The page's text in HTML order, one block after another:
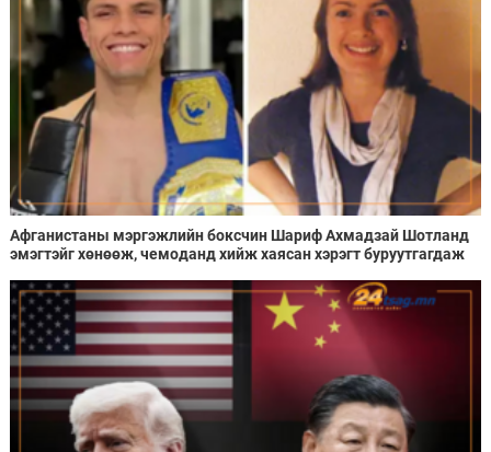
Афганистаны мэргэжлийн боксчин Шариф Ахмадзай Шотланд
эмэгтэйг хөнөөж, чемоданд хийж хаясан хэрэгт буруутгагдаж